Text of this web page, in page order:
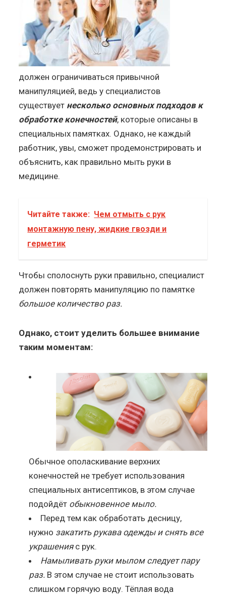
должен ограничиваться привычной
манипуляцией, ведь у специалистов
существует несколько основных подходов к
обработке конечностей, которые описаны в
специальных памятках. Однако, не каждый
работник, увы, сможет продемонстрировать и
объяснить, как правильно мыть руки в
медицине.
Читайте также: Чем отмыть с рук
монтажную пену, жидкие гвозди и
герметик
Чтобы сполоснуть руки правильно, специалист
должен повторять манипуляцию по памятке
большое количество раз.
Однако, стоит уделить большее внимание
таким моментам:
Обычное ополаскивание верхних
конечностей не требует использования
специальных антисептиков, в этом случае
подойдёт обыкновенное мыло.
Перед тем как обработать десницу,
нужно закатить рукава одежды и снять все
украшенияс рук.
Намыливать руки мылом следует пару
раз. В этом случае не стоит использовать
слишком горячую воду. Тёплая вода